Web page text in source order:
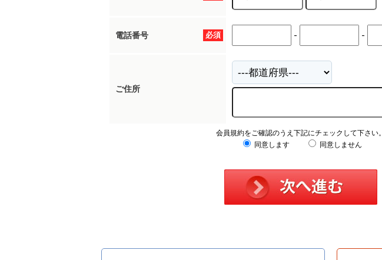
必須
電話番号 - -
ご住所
会員規約をご確認のうえ下記にチェックして下さい。
同意します
同意しません